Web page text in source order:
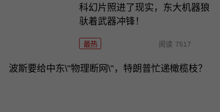
科幻片照进了现实，东大机器狼
驮着武器冲锋！
最热 阅读 7517
波斯要给中东\"物理断网\"，特朗普忙递橄榄枝？